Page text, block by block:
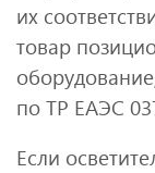
их
товар
по ТР ЕАЭС
Если